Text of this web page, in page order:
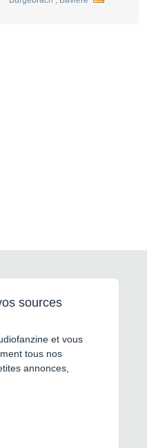
sources
et vous
tous nos
annonces,